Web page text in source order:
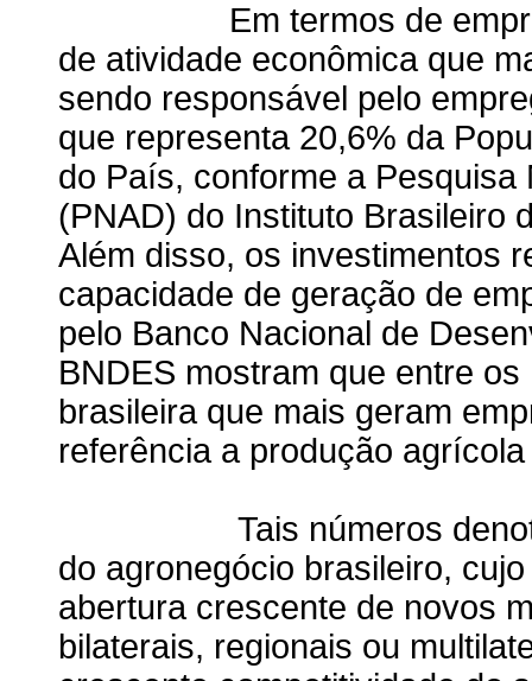
Em termos de emprego,
de atividade econômica que
sendo responsável pelo
que representa 20,6% da
do País, conforme a
(PNAD) do Instituto Brasileiro
Além disso, os investimentos
capacidade de geração de
pelo Banco Nacional de
BNDES mostram que entre
brasileira que mais geram
referência a produção
Tais números denotam
do agronegócio brasileiro,
abertura crescente de novos
bilaterais, regionais ou